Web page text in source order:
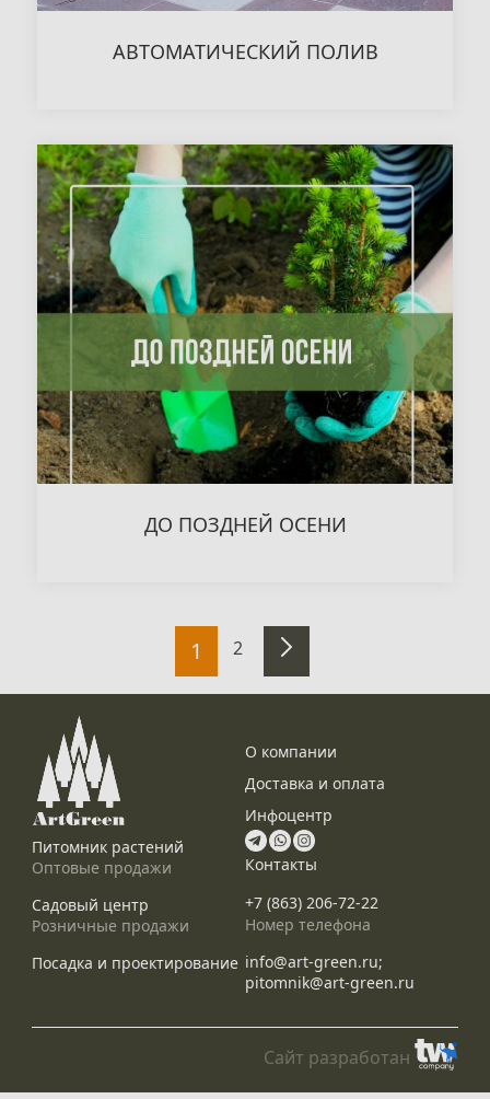
АВТОМАТИЧЕСКИЙ ПОЛИВ
ДО ПОЗДНЕЙ ОСЕНИ
1 2
Питомник растений
Оптовые продажи
Садовый центр
Розничные продажи
Посадка и проектирование
О компании
Доставка и оплата
Инфоцентр
Контакты
+7 (863) 206-72-22
Номер телефона
info@art-green.ru;
pitomnik@art-green.ru
Сайт разработан